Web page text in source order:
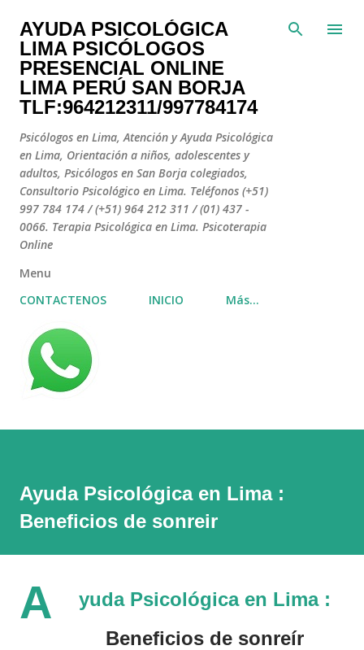
Ir al contenido principal
AYUDA PSICOLÓGICA
LIMA PSICÓLOGOS
PRESENCIAL ONLINE
LIMA PERÚ SAN BORJA
TLF:964212311/997784174
Psicólogos en Lima, Atención y Ayuda Psicológica
en Lima, Orientación a niños, adolescentes y
adultos, Psicólogos en San Borja colegiados,
Consultorio Psicológico en Lima. Teléfonos (+51)
997 784 174 / (+51) 964 212 311 / (01) 437 -
0066. Terapia Psicológica en Lima. Psicoterapia
Online
Menu
CONTACTENOS
INICIO Más…
Ayuda Psicológica en Lima :
Beneficios de sonreir
A
yuda Psicológica en Lima :
Beneficios de sonreír